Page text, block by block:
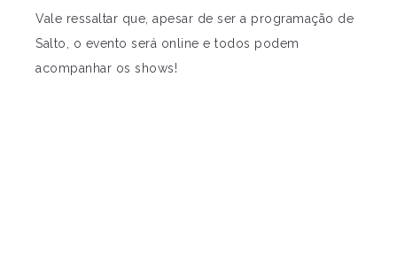
Vale ressaltar que, apesar de ser a programação de
Salto, o evento será online e todos podem
acompanhar os shows!